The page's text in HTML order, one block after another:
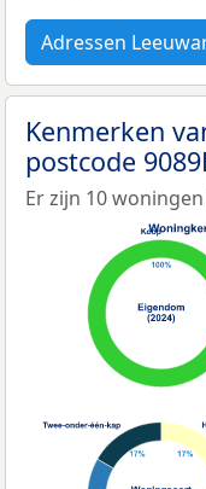
Adressen
Kenmerken
postcode
Er zijn 10